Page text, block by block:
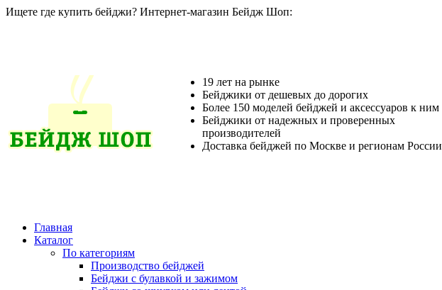
Ищете где купить бейджи? Интернет-магазин Бейдж Шоп:
19 лет на рынке
Бейджики от дешевых до дорогих
Более 150 моделей бейджей и аксессуаров к ним
Бейджики от надежных и проверенных
производителей
Доставка бейджей по Москве и регионам России
Главная
Каталог
По категориям
Производство бейджей
Бейджи с булавкой и зажимом